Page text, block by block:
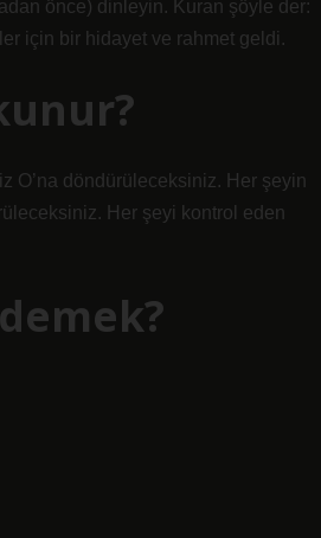
önce) dinleyin. Kuran şöyle der:
için bir hidayet ve rahmet geldi.
O’na döndürüleceksiniz. Her şeyin
Her şeyi kontrol eden